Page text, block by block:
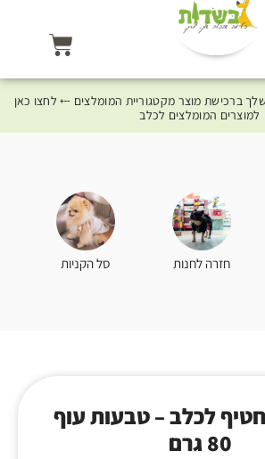
שלך ברכישת מוצר מקטגוריית המומלצים ⤎ לחצו כאן
למוצרים המומלצים לכלב
חזרה לחנות סל הקניות
לכלב – טבעות עוף
80 גרם